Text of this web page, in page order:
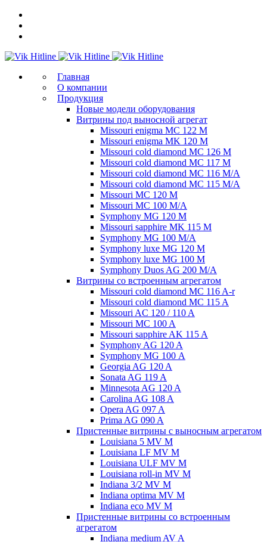
Главная
О компании
Продукция
Новые модели оборудования
Витрины под выносной агрегат
Missouri enigma MC 122 M
Missouri enigma MK 120 M
Missouri cold diamond MC 126 M
Missouri cold diamond MC 117 M
Missouri cold diamond MC 116 M/A
Missouri cold diamond MC 115 M/A
Missouri MC 120 M
Missouri MC 100 M/A
Symphony MG 120 M
Missouri sapphire MK 115 M
Symphony MG 100 M/А
Symphony luxe MG 120 M
Symphony luxe MG 100 M
Symphony Duos AG 200 M/A
Витрины со встроенным агрегатом
Missouri cold diamond MC 116 A-r
Missouri cold diamond MC 115 A
Missouri AC 120 / 110 A
Missouri MC 100 A
Missouri sapphire AK 115 A
Symphony AG 120 A
Symphony MG 100 А
Georgia AG 120 A
Sonata AG 119 A
Minnesota AG 120 A
Carolina AG 108 A
Opera AG 097 A
Prima AG 090 A
Пристенные витрины с выносным агрегатом
Louisiana 5 MV M
Louisiana LF MV M
Louisiana ULF MV M
Louisiana roll-in MV M
Indiana 3/2 MV M
Indiana optima MV M
Indiana eco MV M
Пристенные витрины со встроенным
агрегатом
Indiana medium AV A